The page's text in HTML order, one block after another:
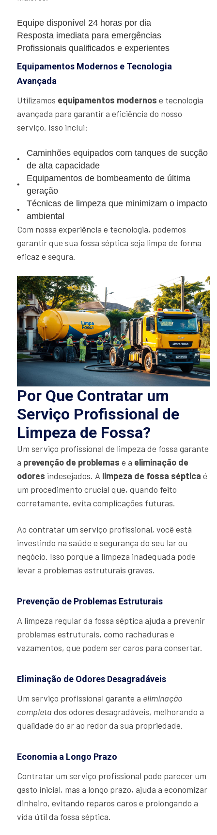
Equipe disponível 24 horas por dia
Resposta imediata para emergências
Profissionais qualificados e experientes
Equipamentos Modernos e Tecnologia
Avançada
Utilizamos equipamentos modernos e tecnologia
avançada para garantir a eficiência do nosso
serviço. Isso inclui:
Caminhões equipados com tanques de sucção
de alta capacidade
Equipamentos de bombeamento de última
geração
Técnicas de limpeza que minimizam o impacto
ambiental
Com nossa experiência e tecnologia, podemos
garantir que sua fossa séptica seja limpa de forma
eficaz e segura.
Por Que Contratar um
Serviço Profissional de
Limpeza de Fossa?
Um serviço profissional de limpeza de fossa garante
a prevenção de problemas e a eliminação de
odores indesejados. A limpeza de fossa séptica é
um procedimento crucial que, quando feito
corretamente, evita complicações futuras.
Ao contratar um serviço profissional, você está
investindo na saúde e segurança do seu lar ou
negócio. Isso porque a limpeza inadequada pode
levar a problemas estruturais graves.
Prevenção de Problemas Estruturais
A limpeza regular da fossa séptica ajuda a prevenir
problemas estruturais, como rachaduras e
vazamentos, que podem ser caros para consertar.
Eliminação de Odores Desagradáveis
Um serviço profissional garante a eliminação
completa dos odores desagradáveis, melhorando a
qualidade do ar ao redor da sua propriedade.
Economia a Longo Prazo
Contratar um serviço profissional pode parecer um
gasto inicial, mas a longo prazo, ajuda a economizar
dinheiro, evitando reparos caros e prolongando a
vida útil da fossa séptica.